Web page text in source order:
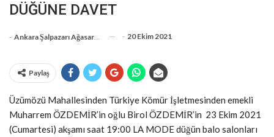
DÜĞÜNE DAVET
- Ankara Şalpazarı Ağasarlılar Eğitim Kültür Ve Dayanışma Derneği - 20 Ekim 2021
Paylaş
Üzümözü Mahallesinden Türkiye Kömür İşletmesinden emekli
Muharrem ÖZDEMİR’in oğlu Birol ÖZDEMİR’in 23 Ekim 2021
(Cumartesi) akşamı saat 19:00 LA MODE düğün balo salonları